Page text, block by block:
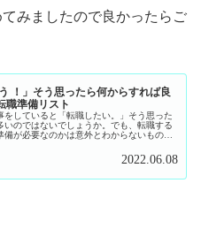
みましたので良かったらご
！」そう思ったら何からすれば良
準備リスト
をしていると「転職したい。」そう思った
いのではないでしょうか。でも、転職する
備が必要なのかは意外とわからないもので
2022.06.08